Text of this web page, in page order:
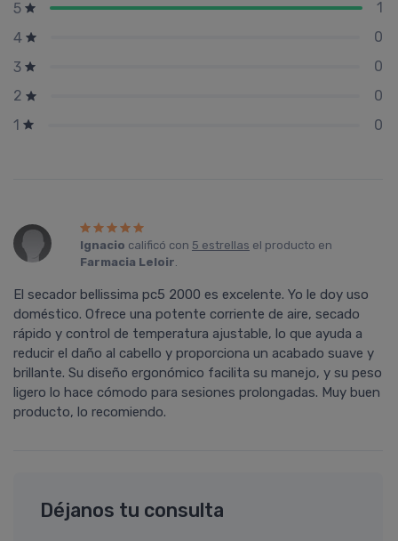
5
1
4
0
3
0
2
0
1
0
Ignacio calificó con 5 estrellas el producto en
Farmacia Leloir.
El secador bellissima pc5 2000 es excelente. Yo le doy uso
doméstico. Ofrece una potente corriente de aire, secado
rápido y control de temperatura ajustable, lo que ayuda a
reducir el daño al cabello y proporciona un acabado suave y
brillante. Su diseño ergonómico facilita su manejo, y su peso
ligero lo hace cómodo para sesiones prolongadas. Muy buen
producto, lo recomiendo.
Déjanos tu consulta